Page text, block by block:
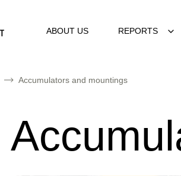
ABOUT US REPORTS
Accumulators and mountings